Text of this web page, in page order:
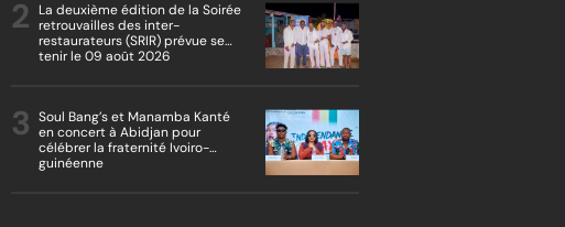
La deuxième édition de la Soirée
retrouvailles des inter-
restaurateurs (SRIR) prévue se
tenir le 09 août 2026
Soul Bang’s et Manamba Kanté
en concert à Abidjan pour
célébrer la fraternité Ivoiro-
guinéenne